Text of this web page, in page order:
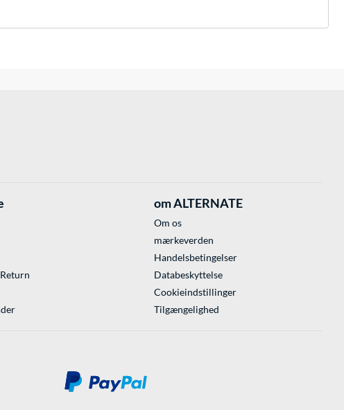
om ALTERNATE
Om os
mærkeverden
Handelsbetingelser
Databeskyttelse
Cookieindstillinger
Tilgængelighed